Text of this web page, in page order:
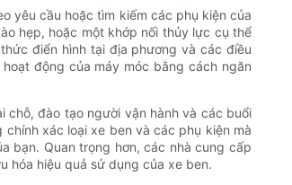
yêu cầu hoặc tìm kiếm các phụ kiện của
hẹp, hoặc một khớp nối thủy lực cụ thể
điển hình tại địa phương và các điều
động của máy móc bằng cách ngăn
chỗ, đào tạo người vận hành và các buổi
xác loại xe ben và các phụ kiện mà
bạn. Quan trọng hơn, các nhà cung cấp
hóa hiệu quả sử dụng của xe ben.